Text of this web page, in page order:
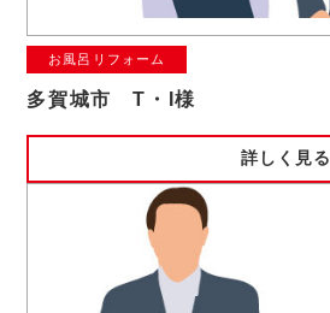
お風呂リフォーム
多賀城市 T・I様
詳しく見る